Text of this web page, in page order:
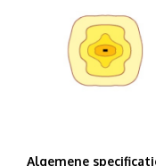
Algemene